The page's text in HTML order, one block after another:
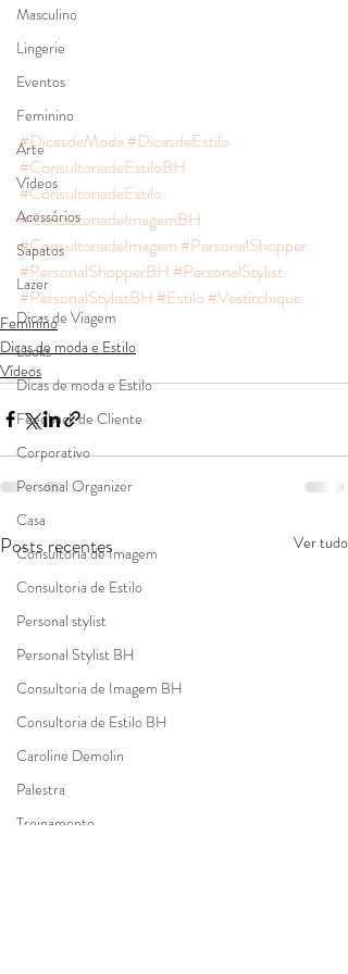
Masculino
Lingerie
Eventos
Feminino
Arte
Vídeos
Acessórios
Sapatos
Lazer
Dicas de Viagem
Looks
Dicas de moda e Estilo
Feedback de Cliente
Corporativo
Personal Organizer
Casa
Consultoria de Imagem
Consultoria de Estilo
Personal stylist
Personal Stylist BH
Consultoria de Imagem BH
Consultoria de Estilo BH
Caroline Demolin
Palestra
Treinamento
#DicasdeModa #DicasdeEstilo
#ConsultoriadeEstiloBH
#ConsultoriadeEstilo
#ConsultoriadeImagemBH
#ConsultoriadeImagem #PersonalShopper
#PersonalShopperBH #PersonalStylist
#PersonalStylistBH #Estilo #Vestirchique
Feminino
Dicas de moda e Estilo
Vídeos
Posts recentes Ver tudo